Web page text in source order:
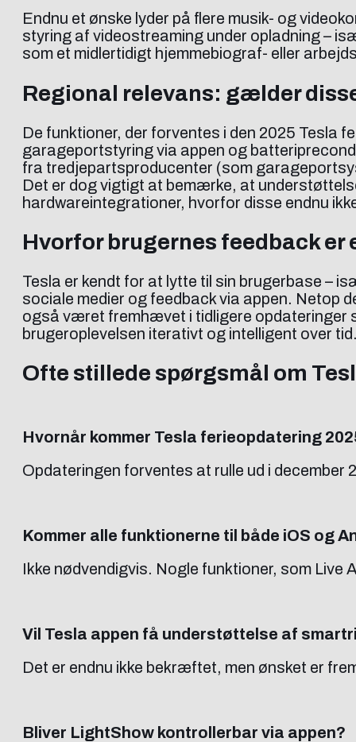
Endnu et ønske lyder på flere musik- og
styring af videostreaming under opladning –
som et midlertidigt hjemmebiograf- eller
Regional relevans: gælder
De funktioner, der forventes i den 2025 Tesla
garageportstyring via appen og
fra tredjepartsproducenter (som
Det er dog vigtigt at bemærke, at
hardwareintegrationer, hvorfor disse endnu
Hvorfor brugernes feedback
Tesla er kendt for at lytte til sin brugerbase –
sociale medier og feedback via appen. Netop
også været fremhævet i tidligere opdateringer
brugeroplevelsen iterativt og intelligent over
Ofte stillede spørgsmål om
Hvornår kommer Tesla ferieopdatering
Opdateringen forventes at rulle ud i december
Kommer alle funktionerne til både iOS og
Ikke nødvendigvis. Nogle funktioner, som
Vil Tesla appen få understøttelse af
Det er endnu ikke bekræftet, men ønsket er
Bliver LightShow kontrollerbar via appen?